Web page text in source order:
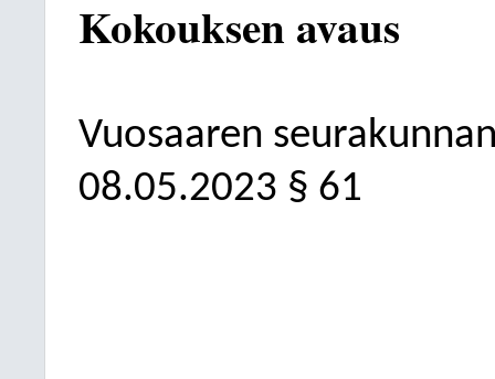
Kokouksen avaus
Vuosaaren
08.05.2023 § 61